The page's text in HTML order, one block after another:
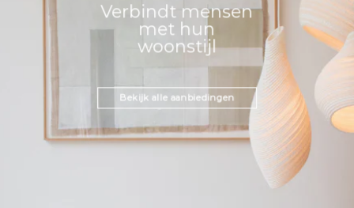
Verbindt mensen
met hun
woonstijl
Bekijk alle aanbiedingen